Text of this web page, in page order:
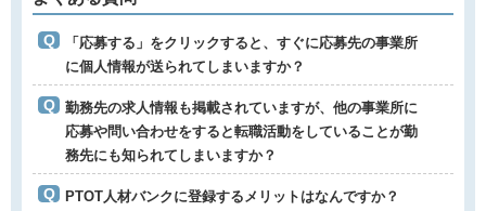
「応募する」をクリックすると、すぐに応募先の事業所
に個人情報が送られてしまいますか？
勤務先の求人情報も掲載されていますが、他の事業所に
応募や問い合わせをすると転職活動をしていることが勤
務先にも知られてしまいますか？
PTOT人材バンクに登録するメリットはなんですか？